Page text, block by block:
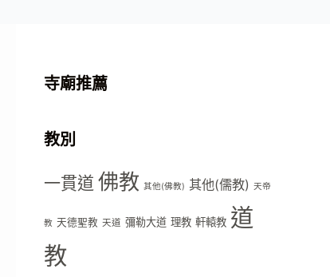
寺廟推薦
教別
一貫道 佛教 其他(佛教) 其他(儒教) 天帝
教 天德聖教 天道 彌勒大道 理教 軒轅教 道
教